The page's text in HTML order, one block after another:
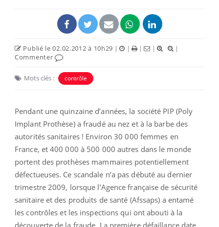
Publié le 02.02.2012 à 10h29 | | | |
|
Commenter
Mots clés : contrôle
Pendant une quinzaine d’années, la société PIP (Poly
Implant Prothèse) a fraudé au nez et à la barbe des
autorités sanitaires ! Environ 30 000 femmes en
France, et 400 000 à 500 000 autres dans le monde
portent des prothèses mammaires potentiellement
défectueuses. Ce scandale n’a pas débuté au dernier
trimestre 2009, lorsque l’Agence française de sécurité
sanitaire et des produits de santé (Afssaps) a entamé
les contrôles et les inspections qui ont abouti à la
découverte de la fraude. La première défaillance date